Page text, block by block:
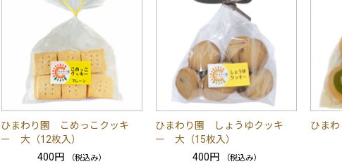
ひまわり園 こめっこクッキ
ー 大（12枚入）
400円
（税込み）
ひまわり園 しょうゆクッキ
ー 大（15枚入）
400円
（税込み）
ひま